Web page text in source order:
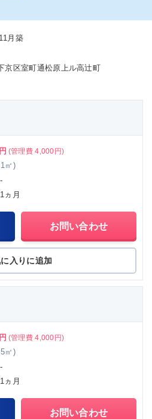
月築
京区室町通松原上ル高辻町
(管理費 4,000円)
㎡)
-
1ヵ月
お問い合わせ
入りに追加
(管理費 4,000円)
㎡)
-
1ヵ月
お問い合わせ